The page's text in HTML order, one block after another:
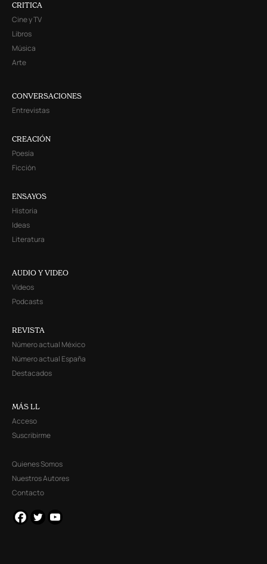
CRITICA
Cine y TV
Libros
Música
Arte
CONVERSACIONES
Entrevistas
CREACIÓN
Poesía
Ficción
ENSAYOS
Historia
Ideas
Literatura
AUDIO Y VIDEO
Videos
Podcasts
REVISTA
Número actual México
Número actual España
Destacados
MÁS LL
Acceso
Suscribirme
Quienes Somos
Nuestros Autores
Contacto